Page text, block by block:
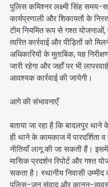
पुलिस कमिश्नर लक्ष्मी सिंह समय-
कार्यप्रणाली और शिकायतों के
टीम नियमित रूप से गश्त
त्वरित कार्रवाई और पीड़ितों को
अधिकारियों के मुताबिक, यह
जारी रहेगा और जहाँ पर भी
आवश्यक कार्रवाई की जायेगी।
आगे की संभावनाएँ
बताया जा रहा है कि बादलपुर
ही थाने के कामकाज में
नीतियाँ लागू की जा सकती हैं।
मासिक प्रदर्शन रिपोर्ट और गश्त
सकता है। स्थानीय निवासी